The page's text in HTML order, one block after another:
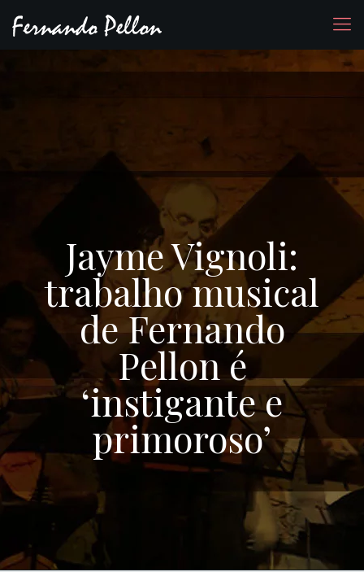
Jayme Vignoli:
trabalho musical
de Fernando
Pellon é
‘instigante e
primoroso’